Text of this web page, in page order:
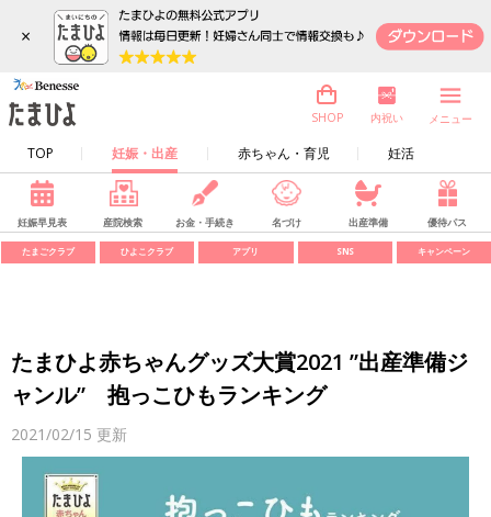
×
TOP 妊娠・出産 赤ちゃん・育児 妊活
SHOP 内祝い メニュー
妊娠早見表 産院検索 お金・手続き 名づけ 出産準備 優待パス
たまごクラブ ひよこクラブ アプリ SNS キャンペーン
たまひよ赤ちゃんグッズ大賞2021 ”出産準備ジ
ャンル” 抱っこひもランキング
2021/02/15 更新